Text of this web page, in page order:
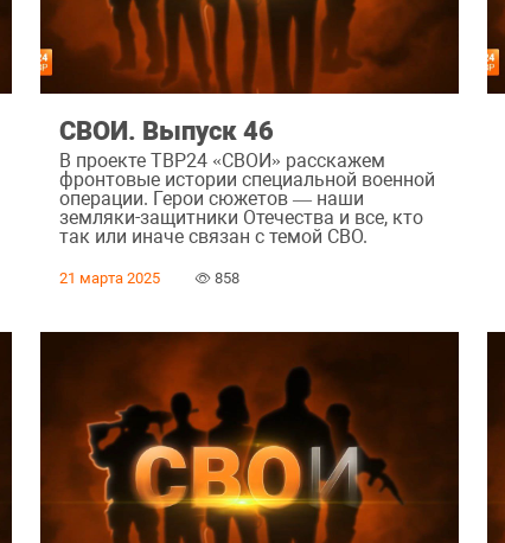
СВОИ. Выпуск 46
В проекте ТВР24 «СВОИ» расскажем
фронтовые истории специальной военной
операции. Герои сюжетов — наши
земляки-защитники Отечества и все, кто
так или иначе связан с темой СВО.
21 марта 2025 858